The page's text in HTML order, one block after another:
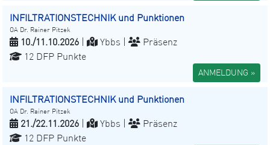
INFILTRATIONSTECHNIK und Punktionen
OA Dr. Rainer Pitzek
10./11.10.2026 Ybbs |
Präsenz
12 DFP Punkte
ANMELDUNG »
INFILTRATIONSTECHNIK und Punktionen
OA Dr. Rainer Pitzek
21./22.11.2026 Ybbs |
Präsenz
12 DFP Punkte